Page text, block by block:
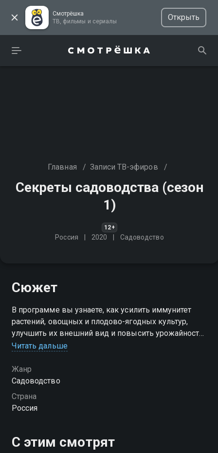
Смотрёшка
ТВ, фильмы и сериалы
Открыть
Главная / Записи ТВ-эфиров /
Секреты садоводства (сезон
1)
12+
Россия 2020 Садоводство
Сюжет
В программе вы узнаете, как усилить иммунитет
растений, овощных и плодово-ягодных культур,
улучшить их внешний вид и повысить урожайность
садоводства вы можете совершенно бесплатно в
хорошем HD качестве на Смотрёшке
Читать дальше
Жанр
Садоводство
Страна
Россия
С этим смотрят